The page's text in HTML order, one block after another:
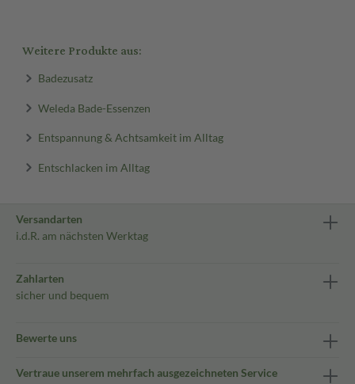
Weitere Produkte aus:
Badezusatz
Weleda Bade-Essenzen
Entspannung & Achtsamkeit im Alltag
Entschlacken im Alltag
Versandarten
i.d.R. am nächsten Werktag
Zahlarten
sicher und bequem
Bewerte uns
Vertraue unserem mehrfach ausgezeichneten Service